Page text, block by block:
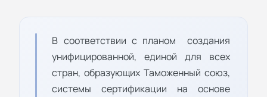
В соответствии с планом создания
унифицированной, единой для всех
стран, образующих Таможенный союз,
системы сертификации на основе